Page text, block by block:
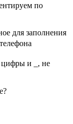
по
для заполнения
и _, не